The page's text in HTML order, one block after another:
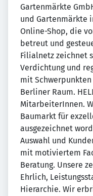
Gartenmärkte
und Gartenmärkte
Online-Shop, die
betreut und
Filialnetz zeichnet
Verdichtung und
mit
Berliner Raum.
MitarbeiterInnen.
Baumarkt für
ausgezeichnet
Auswahl und
mit motiviertem
Beratung. Unsere
Ehrlich,
Hierarchie. Wir